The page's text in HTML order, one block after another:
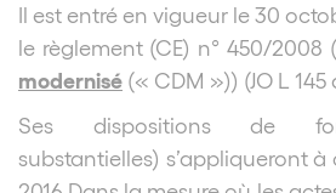
Il est entré en vigueur le 30
le règlement (CE) n° 450/2008 (
modernisé (« CDM »)) (JO L 145
Ses dispositions de
substantielles) s’appliqueront